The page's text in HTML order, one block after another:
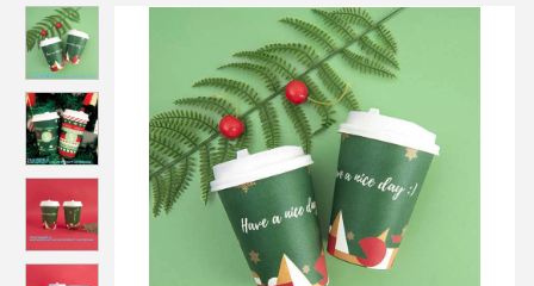
kawy, czerwone zielone kubki do kawy Świąteczne zapasy
świąteczne